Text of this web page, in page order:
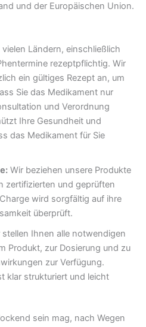
und der Europäischen Union.
Ländern, einschließlich
rezeptpflichtig. Wir
ein gültiges Rezept an, um
Sie das Medikament nur
und Verordnung
Ihre Gesundheit und
das Medikament für Sie
Wir beziehen unsere Produkte
zertifizierten und geprüften
wird sorgfältig auf ihre
überprüft.
Ihnen alle notwendigen
Produkt, zur Dosierung und zu
zur Verfügung.
klar strukturiert und leicht
sein mag, nach Wegen